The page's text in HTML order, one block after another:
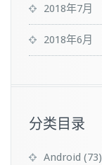
2018年7月
2018年6月
分类目录
Android (73)